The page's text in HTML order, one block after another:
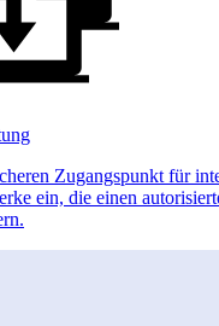
Zugangspunkt für
ein, die einen